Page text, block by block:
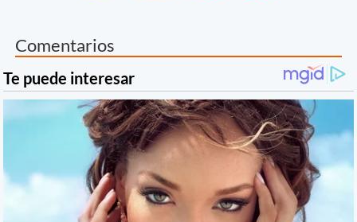
Comentarios